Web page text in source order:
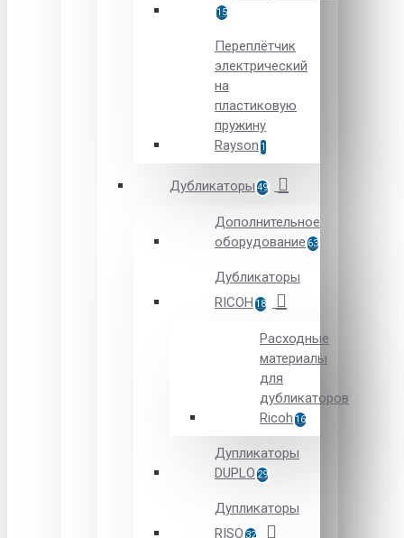
15
Переплётчик
электрический
на
пластиковую
пружину
Rayson 1
Дубликаторы 49
Дополнительное
оборудование 63
Дубликаторы
RICOH 18
Расходные
материалы
для
дубликаторов
Ricoh 16
Дупликаторы
DUPLO 29
Дупликаторы
RISO 32